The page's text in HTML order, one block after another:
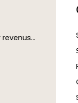
T3 indépendant pour revenus locatifs